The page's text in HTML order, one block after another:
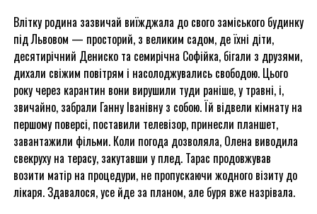
Влітку родина зазвичай виїжджала до свого заміського будинку
під Львовом — просторий, з великим садом, де їхні діти,
десятирічний Дениско та семирічна Софійка, бігали з друзями,
дихали свіжим повітрям і насолоджувались свободою. Цього
року через карантин вони вирушили туди раніше, у травні, і,
звичайно, забрали Ганну Іванівну з собою. Їй відвели кімнату на
першому поверсі, поставили телевізор, принесли планшет,
завантажили фільми. Коли погода дозволяла, Олена виводила
свекруху на терасу, закутавши у плед. Тарас продовжував
возити матір на процедури, не пропускаючи жодного візиту до
лікаря. Здавалося, усе йде за планом, але буря вже назрівала.